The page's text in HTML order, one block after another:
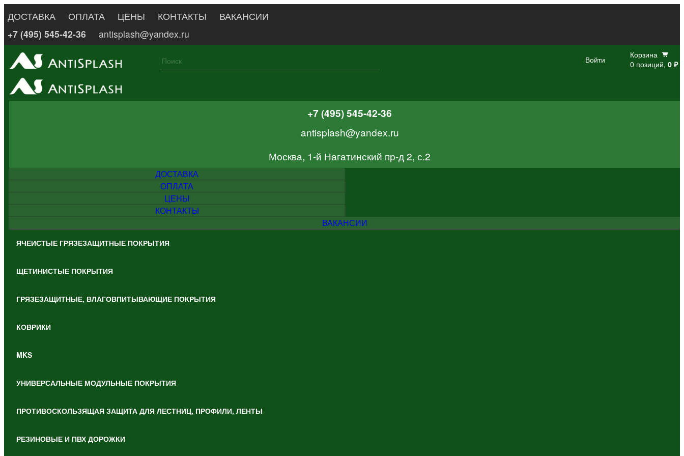
ДОСТАВКА ОПЛАТА ЦЕНЫ КОНТАКТЫ
ВАКАНСИИ
+7 (495) 545-42-36
antisplash@yandex.ru
Войти
Корзина
0 позиций, 0 ₽
+7 (495) 545-42-36
antisplash@yandex.ru
Москва, 1-й Нагатинский пр-д 2, с.2
ДОСТАВКА
ОПЛАТА
ЦЕНЫ
КОНТАКТЫ
ВАКАНСИИ
ЯЧЕИСТЫЕ ГРЯЗЕЗАЩИТНЫЕ ПОКРЫТИЯ
ЩЕТИНИСТЫЕ ПОКРЫТИЯ
ГРЯЗЕЗАЩИТНЫЕ, ВЛАГОВПИТЫВАЮЩИЕ ПОКРЫТИЯ
КОВРИКИ
MKS
УНИВЕРСАЛЬНЫЕ МОДУЛЬНЫЕ ПОКРЫТИЯ
ПРОТИВОСКОЛЬЗЯЩАЯ ЗАЩИТА ДЛЯ ЛЕСТНИЦ, ПРОФИЛИ, ЛЕНТЫ
РЕЗИНОВЫЕ И ПВХ ДОРОЖКИ